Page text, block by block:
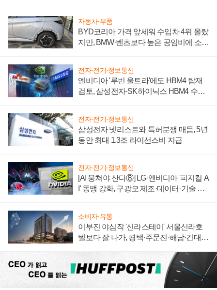
자동차·부품
BYD코리아 가격 앞세워 수입차 4위 올랐
지만, BMW·벤츠보다 높은 공임비에 소비
전자·전기·정보통신
엔비디아 '루빈 울트라'에도 HBM4 탑재
검토, 삼성전자·SK하이닉스 HBM4 수율
전자·전기·정보통신
삼성전자 넷리스트와 특허분쟁 매듭, 5년
동안 최대 1.3조 라이선스비 지급
전자·전기·정보통신
[AI 뭉쳐야 산다⑧] LG·엔비디아 '피지컬 A
I' 동맹 강화, 구광모 제조·데이터·기술 결
소비자·유통
이부진 야심작 '신라스테이' 서울신라호
텔보다 잘 나가, 평택·주문진·해남·건대로